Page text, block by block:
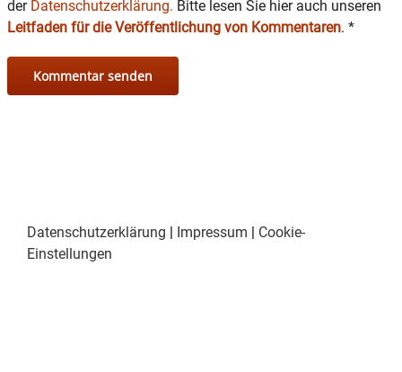
der Datenschutzerklärung. Bitte lesen Sie hier auch unseren
Leitfaden für die Veröffentlichung von Kommentaren. *
Datenschutzerklärung | Impressum | Cookie-
Einstellungen